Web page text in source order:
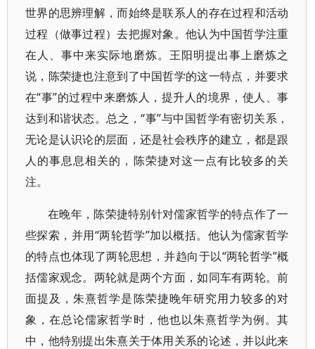
世界的思辨理解，而始终是联系人的存在过程和活动
过程（做事过程）去把握对象。他认为中国哲学注重
在人、事中来实际地磨炼。王阳明提出事上磨炼之
说，陈荣捷也注意到了中国哲学的这一特点，并要求
在“事”的过程中来磨炼人，提升人的境界，使人、事
达到和谐状态。总之，“事”与中国哲学有密切关系，
无论是认识论的层面，还是社会秩序的建立，都是跟
人的事息息相关的，陈荣捷对这一点有比较多的关
注。
在晚年，陈荣捷特别针对儒家哲学的特点作了一
些探索，并用“两轮哲学”加以概括。他认为儒家哲学
的特点也体现了两轮思想，并趋向于以“两轮哲学”概
括儒家观念。两轮就是两个方面，如同车有两轮。前
面提及，朱熹哲学是陈荣捷晚年研究用力较多的对
象，在总论儒家哲学时，他也以朱熹哲学为例。其
中，他特别提出朱熹关于体用关系的论述，并以此来